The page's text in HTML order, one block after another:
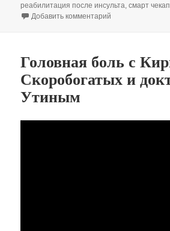
реабилитация после инсульта,смарт чекап
Добавить комментарий
Головная боль с
Скоробогатых и
Утиным